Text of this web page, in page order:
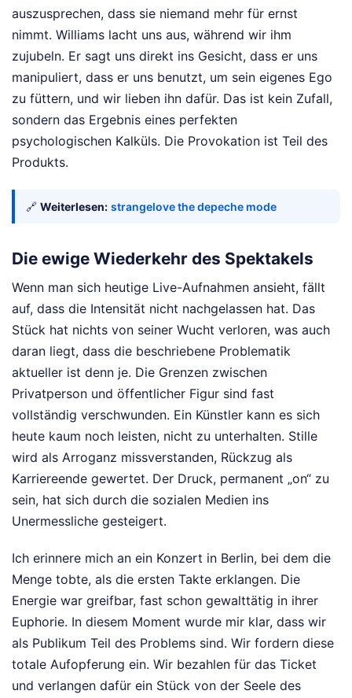
auszusprechen, dass sie niemand mehr für ernst
nimmt. Williams lacht uns aus, während wir ihm
zujubeln. Er sagt uns direkt ins Gesicht, dass er uns
manipuliert, dass er uns benutzt, um sein eigenes Ego
zu füttern, und wir lieben ihn dafür. Das ist kein Zufall,
sondern das Ergebnis eines perfekten
psychologischen Kalküls. Die Provokation ist Teil des
Produkts.
🔗 Weiterlesen: strangelove the depeche mode
Die ewige Wiederkehr des Spektakels
Wenn man sich heutige Live-Aufnahmen ansieht, fällt
auf, dass die Intensität nicht nachgelassen hat. Das
Stück hat nichts von seiner Wucht verloren, was auch
daran liegt, dass die beschriebene Problematik
aktueller ist denn je. Die Grenzen zwischen
Privatperson und öffentlicher Figur sind fast
vollständig verschwunden. Ein Künstler kann es sich
heute kaum noch leisten, nicht zu unterhalten. Stille
wird als Arroganz missverstanden, Rückzug als
Karriereende gewertet. Der Druck, permanent „on“ zu
sein, hat sich durch die sozialen Medien ins
Unermessliche gesteigert.
Ich erinnere mich an ein Konzert in Berlin, bei dem die
Menge tobte, als die ersten Takte erklangen. Die
Energie war greifbar, fast schon gewalttätig in ihrer
Euphorie. In diesem Moment wurde mir klar, dass wir
als Publikum Teil des Problems sind. Wir fordern diese
totale Aufopferung ein. Wir bezahlen für das Ticket
und verlangen dafür ein Stück von der Seele des